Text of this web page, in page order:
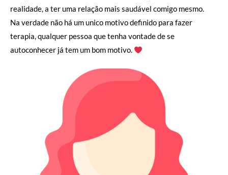
realidade, a ter uma relação mais saudável comigo mesmo.
Na verdade não há um unico motivo definido para fazer
terapia, qualquer pessoa que tenha vontade de se
autoconhecer já tem um bom motivo.